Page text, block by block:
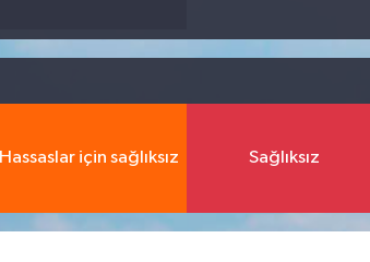
Hassaslar için sağlıksız Sağlıksız